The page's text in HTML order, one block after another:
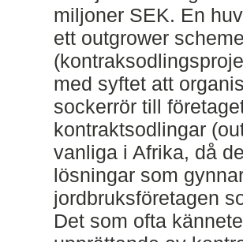
miljoner SEK. En
ett outgrower
med syftet att
sockerrör till
kontraktsodlingar
vanliga i Afrika, då
lösningar som
jordbruksföretagen
Det som ofta